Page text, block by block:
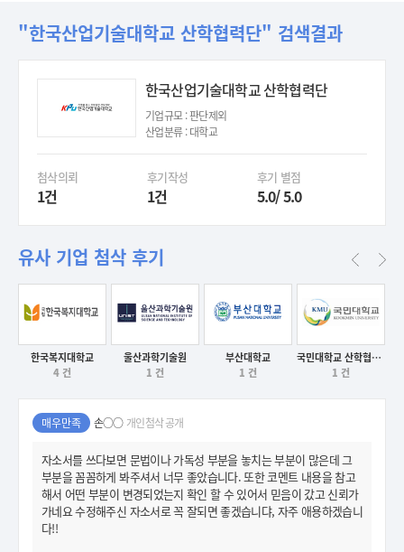
"한국산업기술대학교 산학협력단" 검색결과
한국산업기술대학교 산학협력단
기업규모 : 판단제외
산업분류 : 대학교
첨삭의뢰
1건
후기작성
1건
후기 별점
5.0/ 5.0
유사 기업 첨삭 후기
후기보기
한국복지대학교
4 건
후기보기
울산과학기술원
1 건
후기보기
부산대학교
1 건
후기보기
국민대학교 산학협력단
1 건
매우만족 손○○ 개인첨삭 공개
자소서를 쓰다보면 문법이나 가독성 부분을 놓치는 부분이 많은데 그
부분을 꼼꼼하게 봐주셔서 너무 좋았습니다. 또한 코멘트 내용을 참고
해서 어떤 부분이 변경되었는지 확인 할 수 있어서 믿음이 갔고 신뢰가
가네요 수정해주신 자소서로 꼭 잘되면 좋겠습니댜, 자주 애용하겠습니
다!!